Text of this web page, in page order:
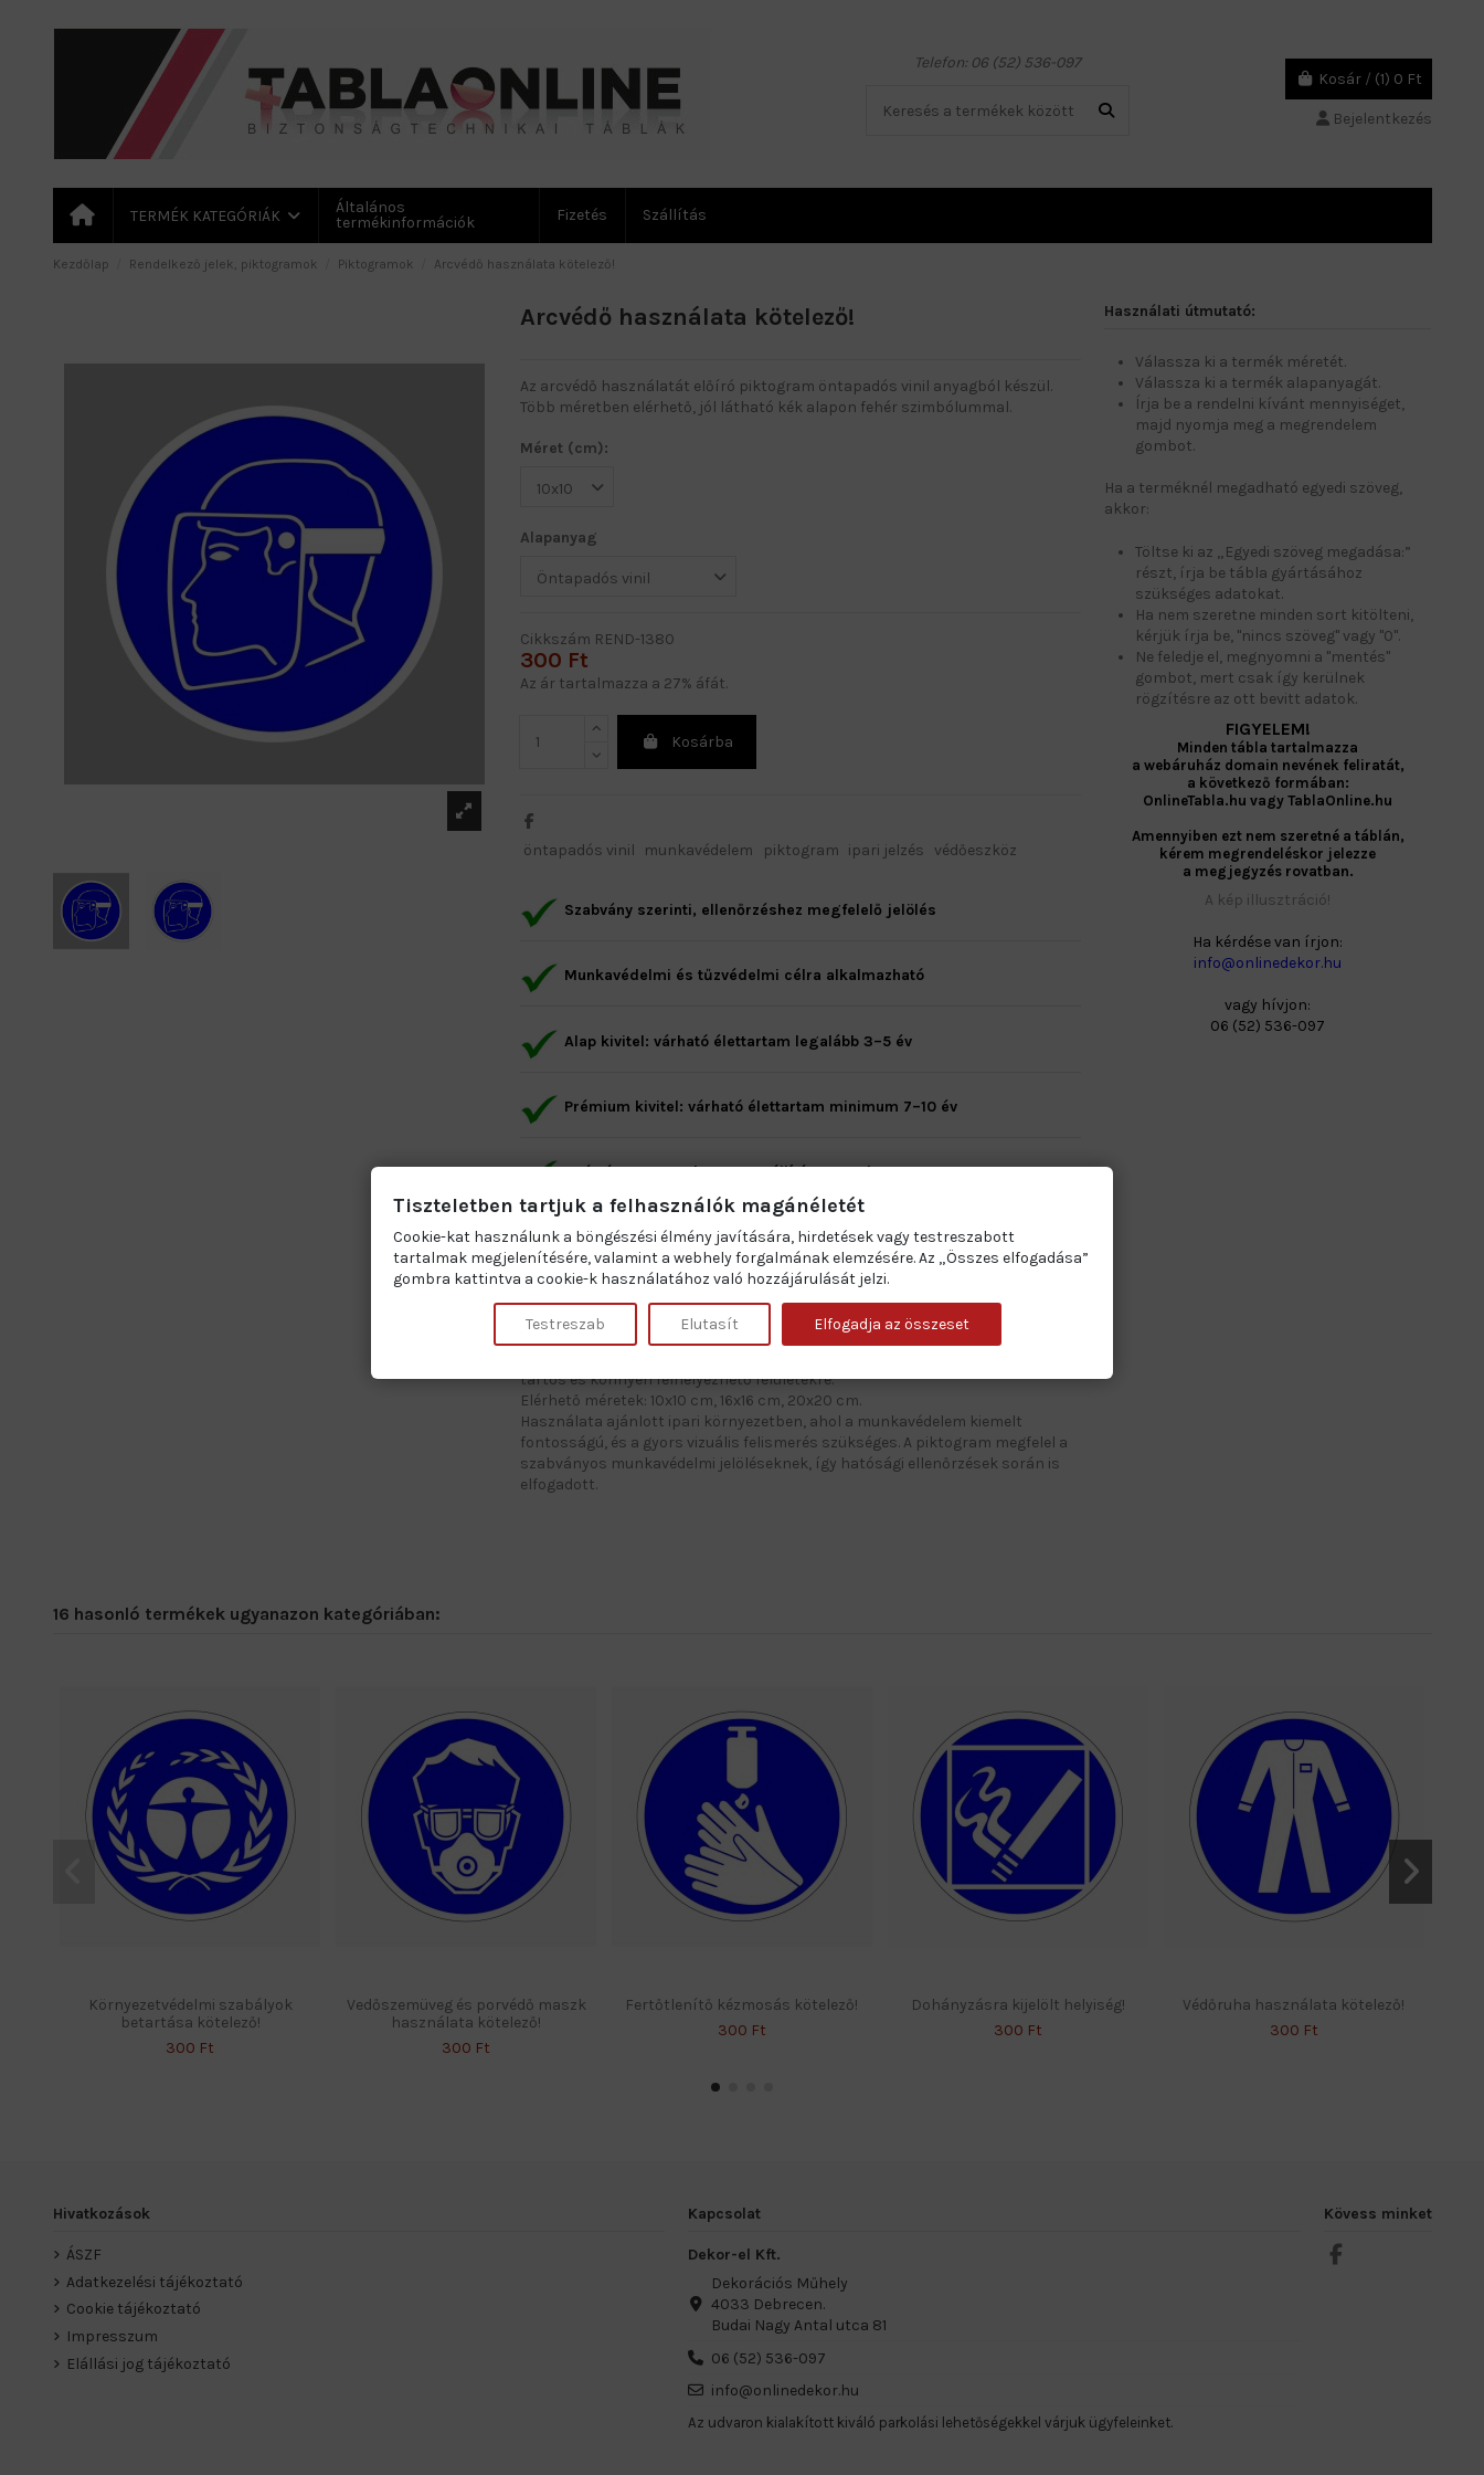
Telefon: 06 (52) 536-097
Kosár / (1) 0 Ft
Bejelentkezés
TERMÉK KATEGÓRIÁK
Általános
termékinformációk
Fizetés Szállítás
Kezdőlap Rendelkező jelek, piktogramok Piktogramok Arcvédő használata kötelező!
Arcvédő használata kötelező!
Az arcvédő használatát előíró piktogram öntapadós vinil anyagból készül.
Több méretben elérhető, jól látható kék alapon fehér szimbólummal.
Méret (cm):
Alapanyag
Cikkszám REND-1380
300 Ft
Az ár tartalmazza a 27% áfát.
Kosárba
öntapadós vinil munkavédelem piktogram ipari jelzés védőeszköz
Szabvány szerinti, ellenőrzéshez megfelelő jelölés
Munkavédelmi és tűzvédelmi célra alkalmazható
Alap kivitel: várható élettartam legalább 3–5 év
Prémium kivitel: várható élettartam minimum 7–10 év
Gyártás: 2–5 munkanap • Szállítás: 1 munkanap
Leírás Termék részletei
piktogram szöveg nélküli, grafikus jelölés,
tartós és könnyen felhelyezhető felületekre.
Elérhető méretek: 10x10 cm, 16x16 cm, 20x20 cm.
Használata ajánlott ipari környezetben, ahol a munkavédelem kiemelt
fontosságú, és a gyors vizuális felismerés szükséges. A piktogram megfelel a
szabványos munkavédelmi jelöléseknek, így hatósági ellenőrzések során is
elfogadott.
Használati útmutató:
Válassza ki a termék méretét.
Válassza ki a termék alapanyagát.
Írja be a rendelni kívánt mennyiséget,
majd nyomja meg a megrendelem
gombot.
Ha a terméknél megadható egyedi szöveg,
akkor:
Töltse ki az „Egyedi szöveg megadása:”
részt, írja be tábla gyártásához
szükséges adatokat.
Ha nem szeretne minden sort kitölteni,
kérjük írja be, "nincs szöveg" vagy "0".
Ne feledje el, megnyomni a "mentés"
gombot, mert csak így kerülnek
rögzítésre az ott bevitt adatok.
FIGYELEM!
Minden tábla tartalmazza
a webáruház domain nevének feliratát,
a következő formában:
OnlineTabla.hu vagy TablaOnline.hu
Amennyiben ezt nem szeretné a táblán,
kérem megrendeléskor jelezze
a megjegyzés rovatban.
A kép illusztráció!
Ha kérdése van írjon:
info@onlinedekor.hu
vagy hívjon:
06 (52) 536-097
16 hasonló termékek ugyanazon kategóriában:
Környezetvédelmi szabályok
betartása kötelező!
300 Ft
Vedőszemüveg és porvédő maszk
használata kötelező!
300 Ft
Fertőtlenítő kézmosás kötelező!
300 Ft
Dohányzásra kijelölt helyiség!
300 Ft
Védőruha használata kötelező!
300 Ft
Hivatkozások
ÁSZF
Adatkezelési tájékoztató
Cookie tájékoztató
Impresszum
Elállási jog tájékoztató
Kapcsolat
Dekor-el Kft.
Dekorációs Műhely
4033 Debrecen.
Budai Nagy Antal utca 81
06 (52) 536-097
info@onlinedekor.hu
Az udvaron kialakított kiváló parkolási lehetőségekkel várjuk ügyfeleinket.
Kövess minket
Tiszteletben tartjuk a felhasználók magánéletét
Cookie-kat használunk a böngészési élmény javítására, hirdetések vagy testreszabott
tartalmak megjelenítésére, valamint a webhely forgalmának elemzésére. Az „Összes elfogadása”
gombra kattintva a cookie-k használatához való hozzájárulását jelzi.
Testreszab Elutasít Elfogadja az összeset